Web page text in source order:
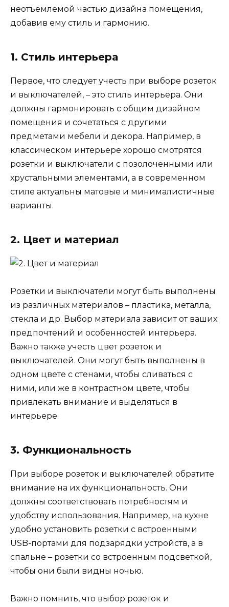
неотъемлемой частью дизайна помещения,
добавив ему стиль и гармонию.
1. Стиль интерьера
Первое, что следует учесть при выборе розеток
и выключателей, – это стиль интерьера. Они
должны гармонировать с общим дизайном
помещения и сочетаться с другими
предметами мебели и декора. Например, в
классическом интерьере хорошо смотрятся
розетки и выключатели с позолоченными или
хрустальными элементами, а в современном
стиле актуальны матовые и минималистичные
варианты.
2. Цвет и материал
Розетки и выключатели могут быть выполнены
из различных материалов – пластика, металла,
стекла и др. Выбор материала зависит от ваших
предпочтений и особенностей интерьера.
Важно также учесть цвет розеток и
выключателей. Они могут быть выполнены в
одном цвете с стенами, чтобы сливаться с
ними, или же в контрастном цвете, чтобы
привлекать внимание и выделяться в
интерьере.
3. Функциональность
При выборе розеток и выключателей обратите
внимание на их функциональность. Они
должны соответствовать потребностям и
удобству использования. Например, на кухне
удобно установить розетки с встроенными
USB-портами для подзарядки устройств, а в
спальне – розетки со встроенным подсветкой,
чтобы они были видны ночью.
Важно помнить, что выбор розеток и